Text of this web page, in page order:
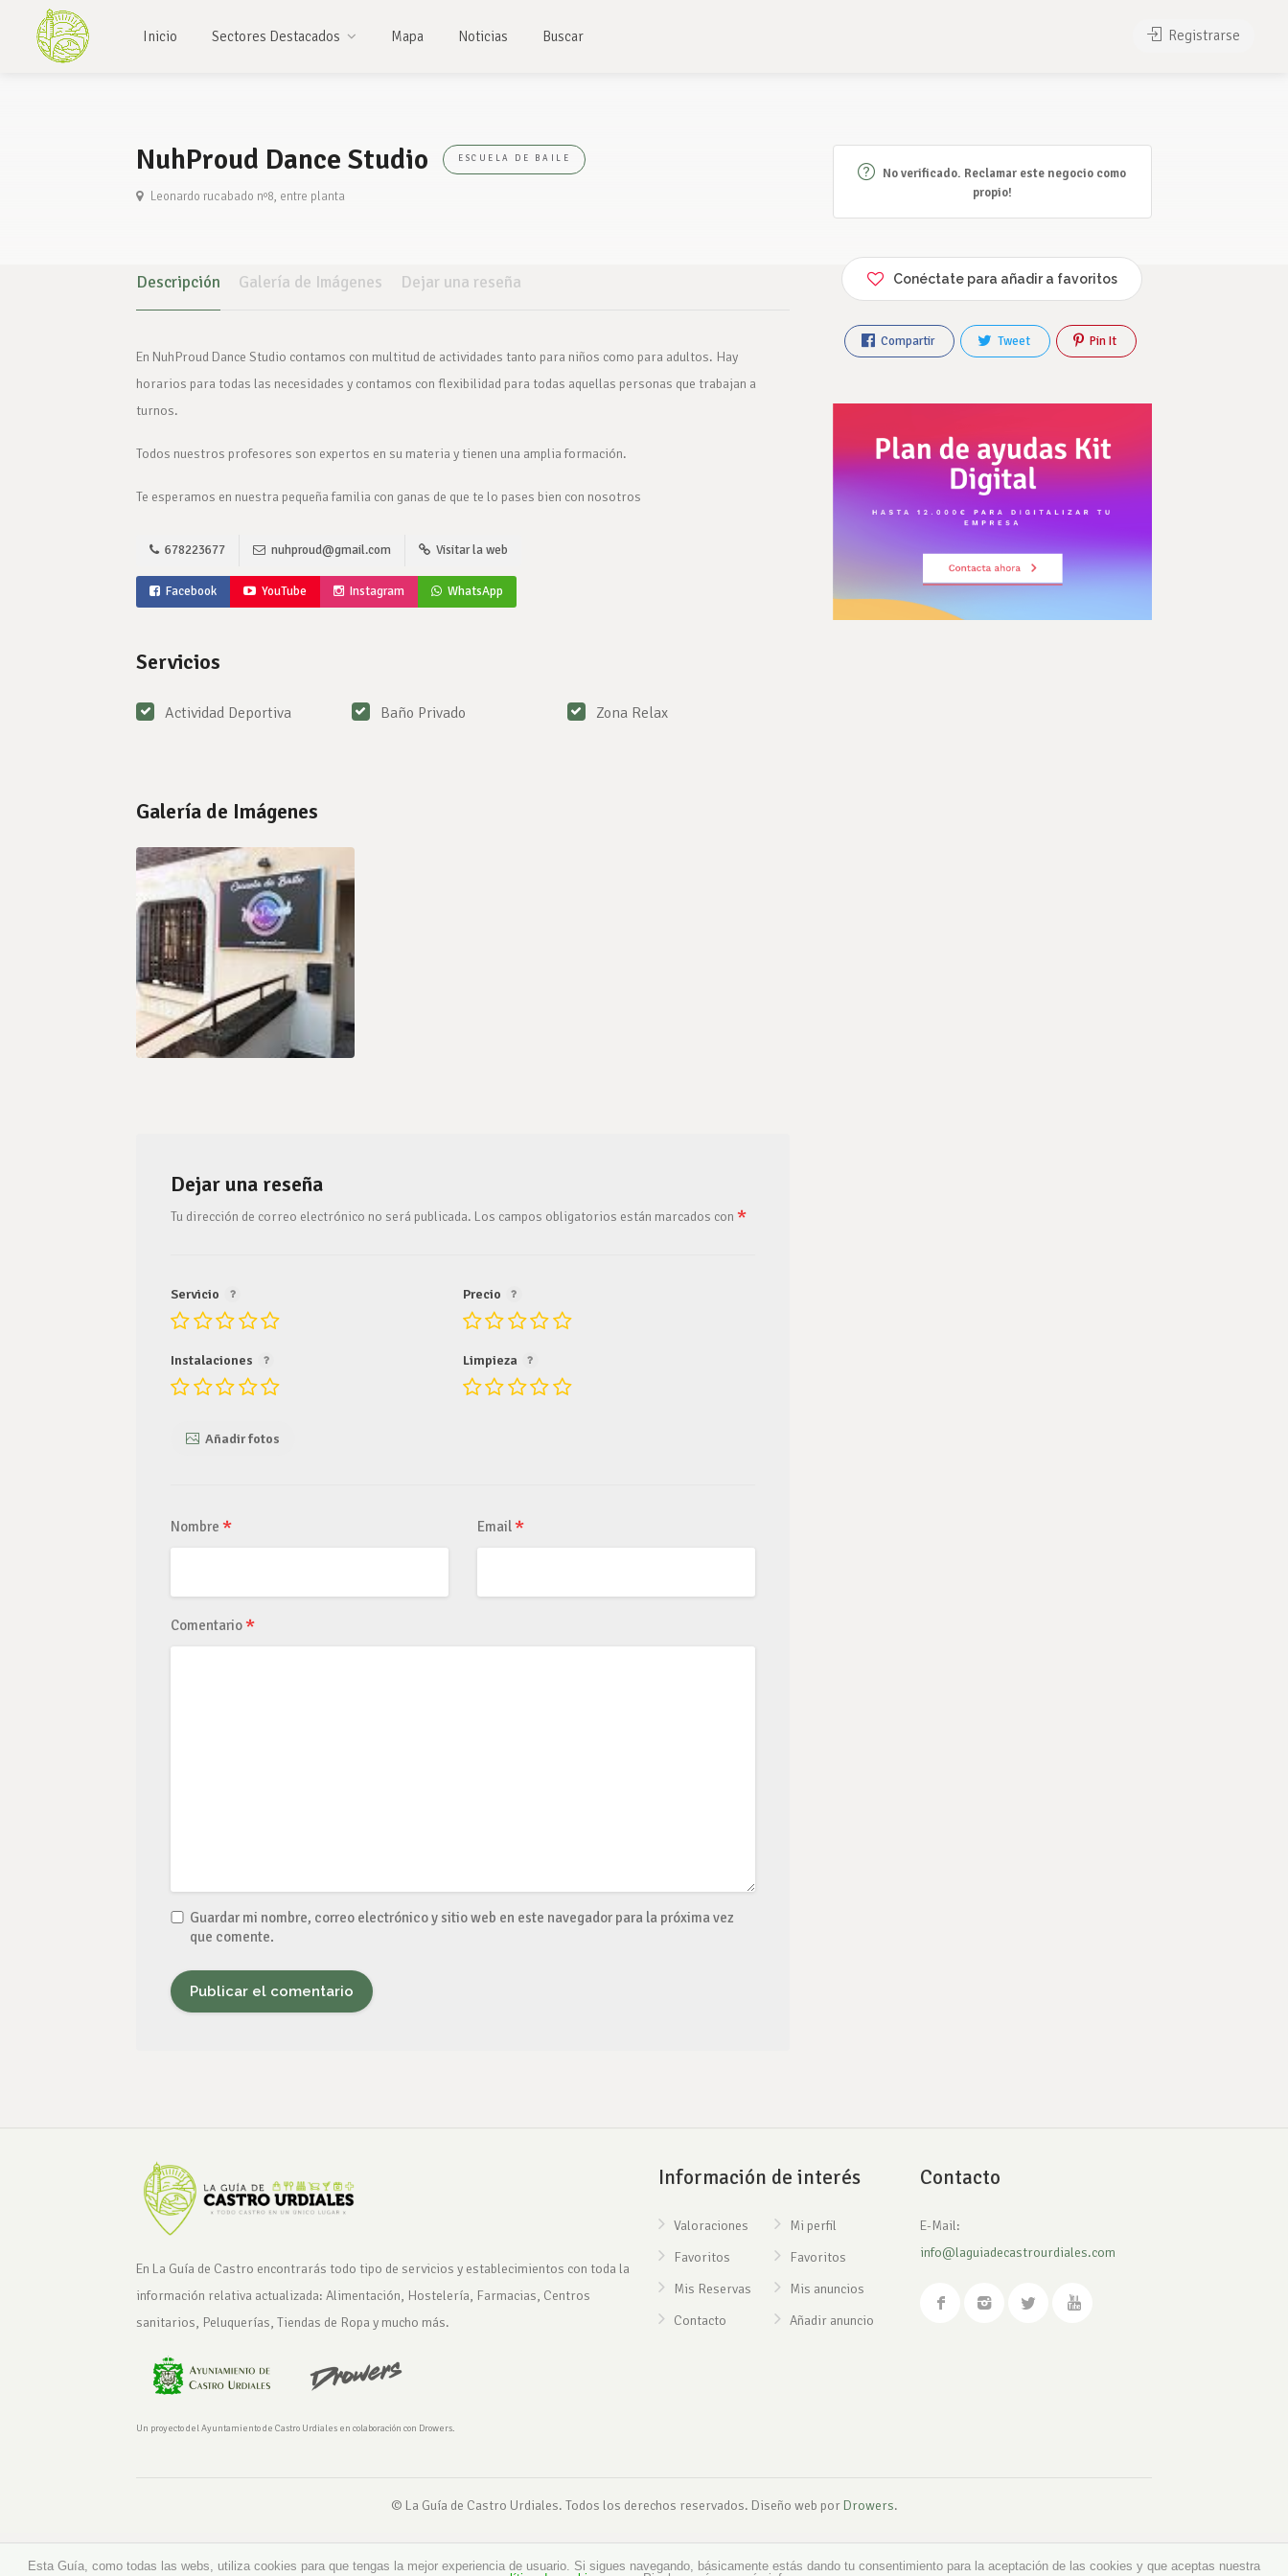
Inicio Sectores Destacados Mapa Noticias Buscar Registrarse
NuhProud Dance Studio ESCUELA DE BAILE
Leonardo rucabado nº8, entre planta
Descripción Galería de Imágenes Dejar una reseña
En NuhProud Dance Studio contamos con multitud de actividades tanto para niños como para adultos. Hay
horarios para todas las necesidades y contamos con flexibilidad para todas aquellas personas que trabajan a
turnos.
Todos nuestros profesores son expertos en su materia y tienen una amplia formación.
Te esperamos en nuestra pequeña familia con ganas de que te lo pases bien con nosotros
678223677 nuhproud@gmail.com Visitar la web
Facebook YouTube Instagram WhatsApp
Servicios
Actividad Deportiva Baño Privado Zona Relax
Galería de Imágenes
Dejar una reseña
Tu dirección de correo electrónico no será publicada. Los campos obligatorios están marcados con *
Servicio Precio
Instalaciones Limpieza
Añadir fotos
Nombre * Email *
Comentario *
Guardar mi nombre, correo electrónico y sitio web en este navegador para la próxima vez
que comente.
No verificado. Reclamar este negocio como
propio!
Conéctate para añadir a favoritos
Compartir Tweet Pin It
En La Guía de Castro encontrarás todo tipo de servicios y establecimientos con toda la
información relativa actualizada: Alimentación, Hostelería, Farmacias, Centros
sanitarios, Peluquerías, Tiendas de Ropa y mucho más.
Un proyecto del Ayuntamiento de Castro Urdiales en colaboración con Drowers.
Información de interés
Valoraciones
Favoritos
Mis Reservas
Contacto
Mi perfil
Favoritos
Mis anuncios
Añadir anuncio
Contacto
E-Mail:
info@laguiadecastrourdiales.com
© La Guía de Castro Urdiales. Todos los derechos reservados. Diseño web por Drowers.
Esta Guía, como todas las webs, utiliza cookies para que tengas la mejor experiencia de usuario. Si sigues navegando, básicamente estás dando tu consentimiento para la aceptación de las cookies y que aceptas nuestra